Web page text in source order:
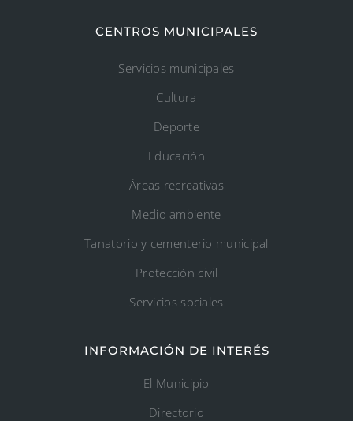
CENTROS MUNICIPALES
Servicios municipales
Cultura
Deporte
Educación
Áreas recreativas
Medio ambiente
Tanatorio y cementerio municipal
Protección civil
Servicios sociales
INFORMACIÓN DE INTERÉS
El Municipio
Directorio